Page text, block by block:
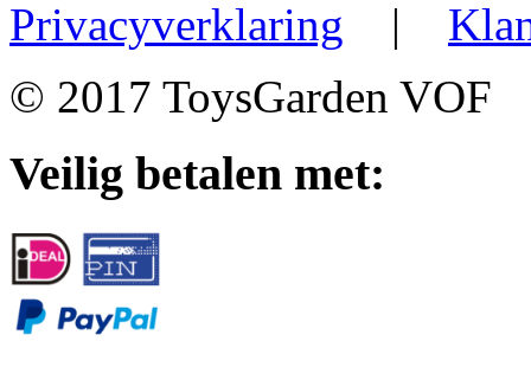
Privacyverklaring |
© 2017 ToysGarden VOF
Veilig betalen met: